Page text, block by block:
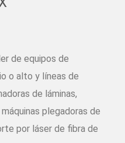
de equipos de
o alto y líneas de
de láminas,
plegadoras de
por láser de fibra de